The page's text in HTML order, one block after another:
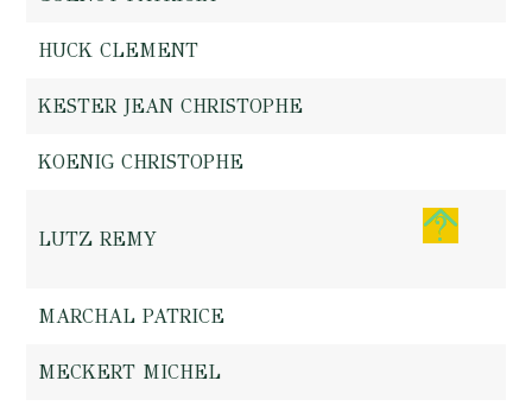
HUCK CLEMENT
KESTER JEAN CHRISTOPHE
KOENIG CHRISTOPHE
LUTZ REMY
MARCHAL PATRICE
MECKERT MICHEL